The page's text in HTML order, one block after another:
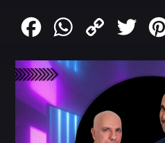
FacebookWhatsApp
Copy